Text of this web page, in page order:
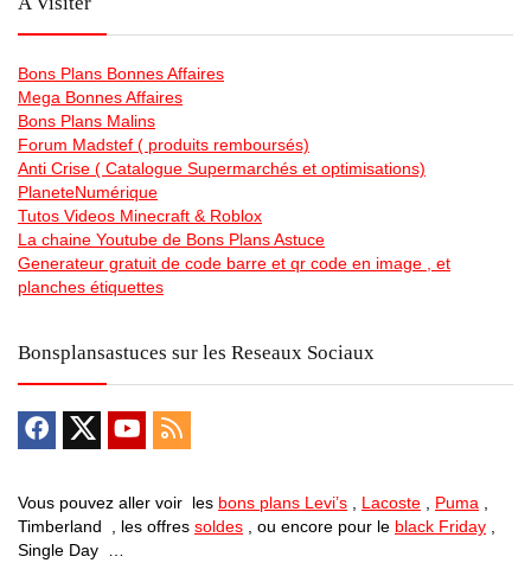
Bons Plans Bonnes Affaires
Mega Bonnes Affaires
Bons Plans Malins
Forum Madstef ( produits remboursés)
Anti Crise ( Catalogue Supermarchés et optimisations)
PlaneteNumérique
Tutos Videos Minecraft & Roblox
La chaine Youtube de Bons Plans Astuce
Generateur gratuit de code barre et qr code en image , et
planches étiquettes
Bonsplansastuces sur les Reseaux Sociaux
Vous pouvez aller voir les bons plans Levi’s , Lacoste , Puma ,
Timberland , les offres soldes , ou encore pour le black Friday ,
Single Day …